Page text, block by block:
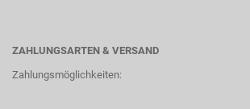
ZAHLUNGSARTEN & VERSAND
Zahlungsmöglichkeiten: